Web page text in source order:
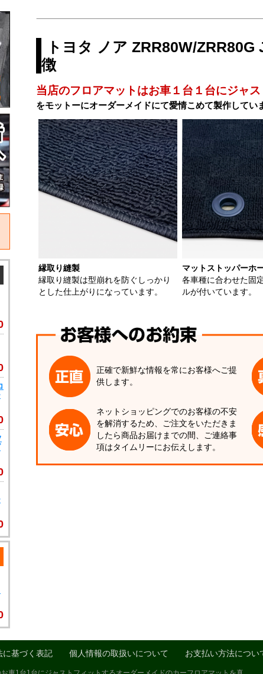
トヨタ ノア ZRR80W/
徴
当店のフロアマットはお車１台１台にジャス
をモットーにオーダーメイドにて愛情こめて製作してい
縁取り縫製
縁取り縫製は型崩れを防ぐしっかり
とした仕上がりになっています。
マットストッパーホ
各車種に合わせた固
ルが付いています。
正確で新鮮な情報を常にお客様へご提
供します。
ネットショッピングでのお客様の不安
を解消するため、ご注文をいただきま
したら商品お届けまでの間、ご連絡事
項はタイムリーにお伝えします。
に基づく表記 個人情報の取扱いについて お支払い方法につい